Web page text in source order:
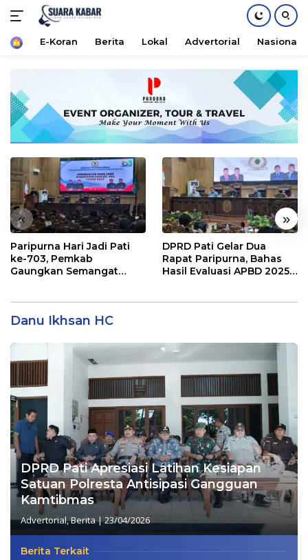
konten
HomeE-Koran Berita Lokal Advertorial Nasional
« »
Paripurna Hari Jadi Pati
ke-703, Pemkab
Gaungkan Semangat
DPRD Pati Gelar Dua
Rapat Paripurna, Bahas
Hasil Evaluasi APBD 2025
Danu Ikhsan HC
DPRD Pati Apresiasi Latihan Kesiapan
Satuan Polresta Antisipasi Gangguan
Kamtibmas
Advertorial,Berita|23/04/2026
Berita Terkait